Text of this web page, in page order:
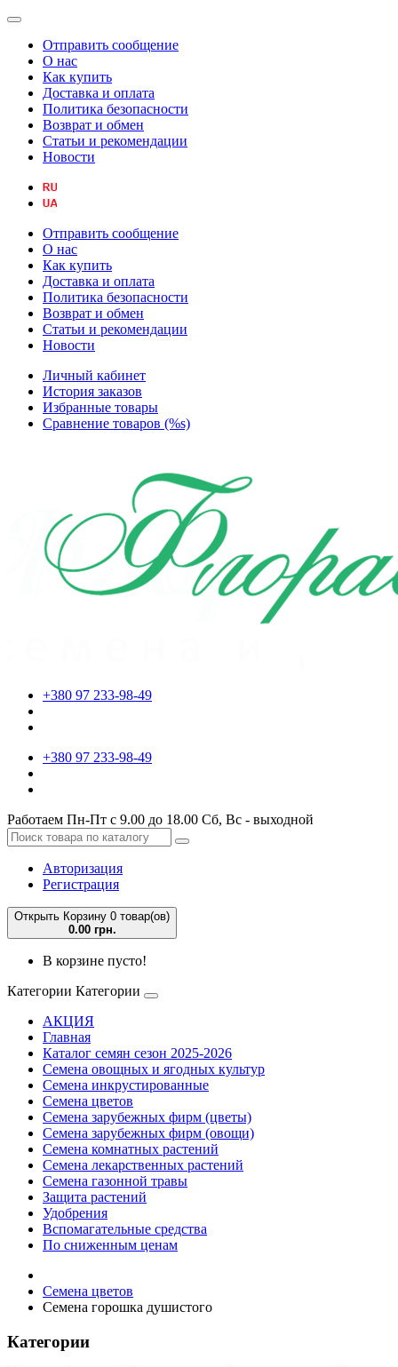
Отправить сообщение
О нас
Как купить
Доставка и оплата
Политика безопасности
Возврат и обмен
Статьи и рекомендации
Новости
Отправить сообщение
О нас
Как купить
Доставка и оплата
Политика безопасности
Возврат и обмен
Статьи и рекомендации
Новости
Личный кабинет
История заказов
Избранные товары
Сравнение товаров (%s)
+380 97 233-98-49
+380 97 233-98-49
Работаем Пн-Пт с 9.00 до 18.00 Сб, Вс - выходной
Авторизация
Регистрация
Открыть Корзину 0 товар(ов)
0.00 грн.
В корзине пусто!
Категории Категории
АКЦИЯ
Главная
Каталог семян сезон 2025-2026
Семена овощных и ягодных культур
Семена инкрустированные
Семена цветов
Семена зарубежных фирм (цветы)
Семена зарубежных фирм (овощи)
Семена комнатных растений
Семена лекарственных растений
Семена газонной травы
Защита растений
Удобрения
Вспомагательные средства
По сниженным ценам
Семена цветов
Семена горошка душистого
Категории